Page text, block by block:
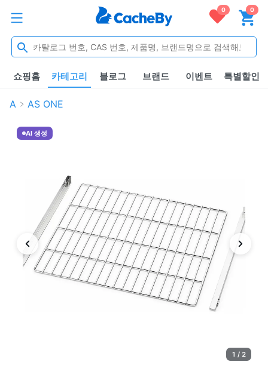
0 0
쇼핑홈 카테고리 블로그 브랜드 이벤트 특별할인
A AS ONE
AI 생성
1 / 2